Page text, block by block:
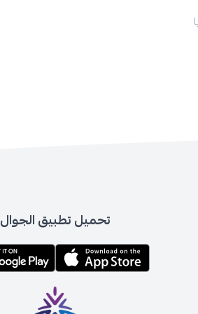
تحميل تطبيق الجوال